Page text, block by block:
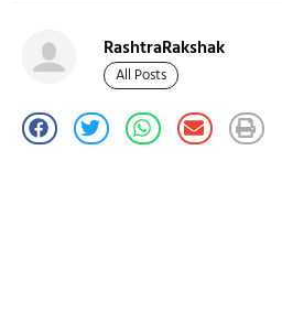
RashtraRakshak
All Posts